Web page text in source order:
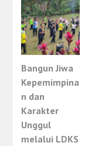
Bangun Jiwa
Kepemimpina
n dan
Karakter
Unggul
melalui LDKS